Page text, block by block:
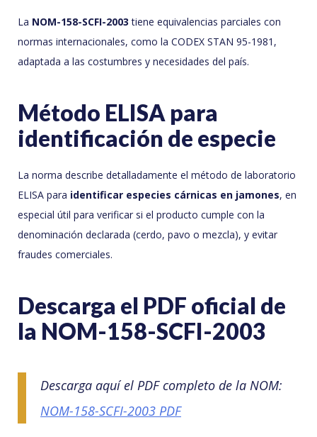
La NOM-158-SCFI-2003 tiene equivalencias parciales con
normas internacionales, como la CODEX STAN 95-1981,
adaptada a las costumbres y necesidades del país.
Método ELISA para
identificación de especie
La norma describe detalladamente el método de laboratorio
ELISA para identificar especies cárnicas en jamones, en
especial útil para verificar si el producto cumple con la
denominación declarada (cerdo, pavo o mezcla), y evitar
fraudes comerciales.
Descarga el PDF oficial de
la NOM-158-SCFI-2003
Descarga aquí el PDF completo de la NOM:
NOM-158-SCFI-2003 PDF